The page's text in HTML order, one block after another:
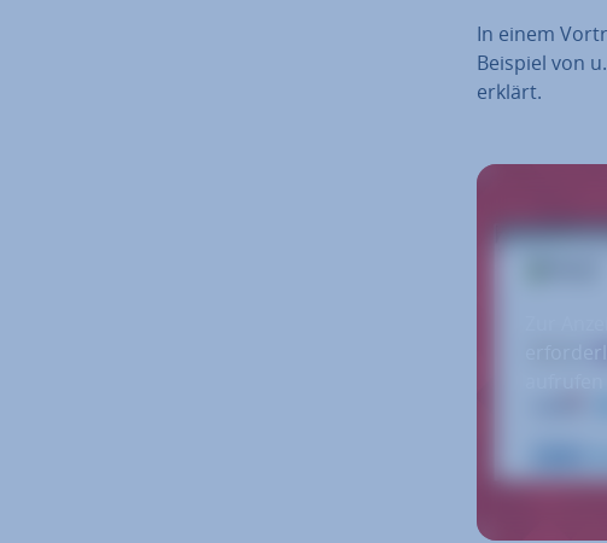
In einem
Beispiel von
erklärt.
Zur